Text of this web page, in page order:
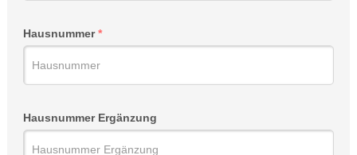
Hausnummer
Hausnummer Ergänzung